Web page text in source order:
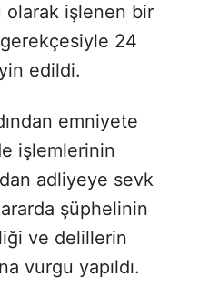
olarak işlenen bir
24
edildi.
emniyete
işlemlerinin
adliyeye sevk
şüphelinin
ve delillerin
vurgu yapıldı.